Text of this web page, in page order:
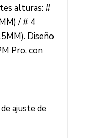
alturas: #
/ # 4
Diseño
Pro, con
ajuste de